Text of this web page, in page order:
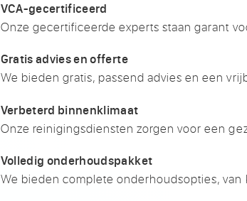
VCA-gecertificeerd
Onze gecertificeerde experts staan garant
Gratis advies en offerte
We bieden gratis, passend advies en een
Verbeterd binnenklimaat
Onze reinigingsdiensten zorgen voor een
Volledig onderhoudspakket
We bieden complete onderhoudsopties,